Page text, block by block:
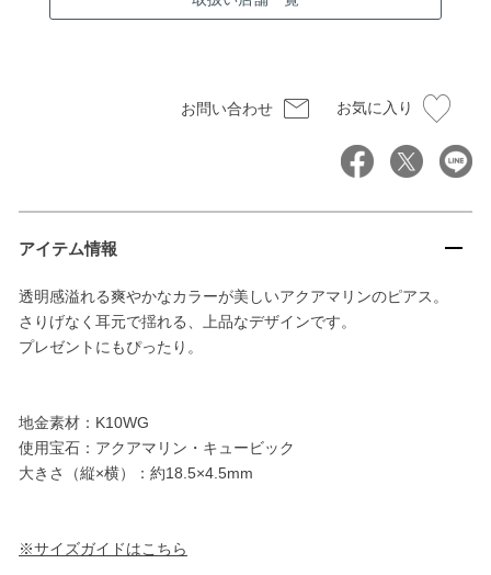
お問い合わせ お気に入り
アイテム情報
透明感溢れる爽やかなカラーが美しいアクアマリンのピアス。
さりげなく耳元で揺れる、上品なデザインです。
プレゼントにもぴったり。
地金素材：K10WG
使用宝石：アクアマリン・キュービック
大きさ（縦×横）：約18.5×4.5mm
※サイズガイドはこちら